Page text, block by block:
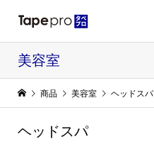
美容室
商品 美容室 ヘッドスパ
ヘッドスパ